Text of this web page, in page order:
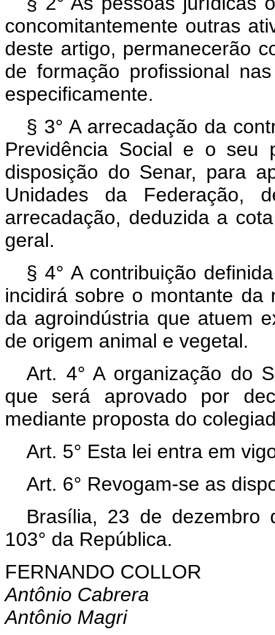
concomitantemente outras
deste artigo, permanecerão
de formação profissional
especificamente.
§ 3° A arrecadação da
Previdência Social e o seu
disposição do Senar, para
Unidades da Federação,
arrecadação, deduzida a
geral.
§ 4° A contribuição
incidirá sobre o montante da
da agroindústria que atuem
de origem animal e vegetal.
Art. 4° A organização do
que será aprovado por
mediante proposta do
Art. 5° Esta lei entra em
Art. 6° Revogam-se as
Brasília, 23 de dezembro
103° da República.
FERNANDO COLLOR
Antônio Cabrera
Antônio Magri